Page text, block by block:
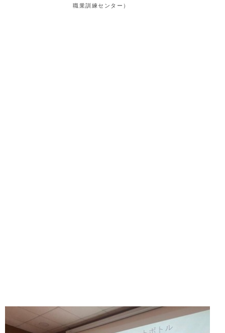
職業訓練センター）